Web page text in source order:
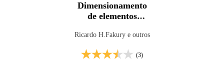
Dimensionamento
de elementos
mistos de aço e
concreto
Ricardo H.Fakury e outros
(3)